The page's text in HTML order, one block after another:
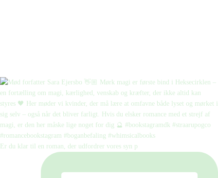
Er du klar til en roman, der udfordrer vores syn p